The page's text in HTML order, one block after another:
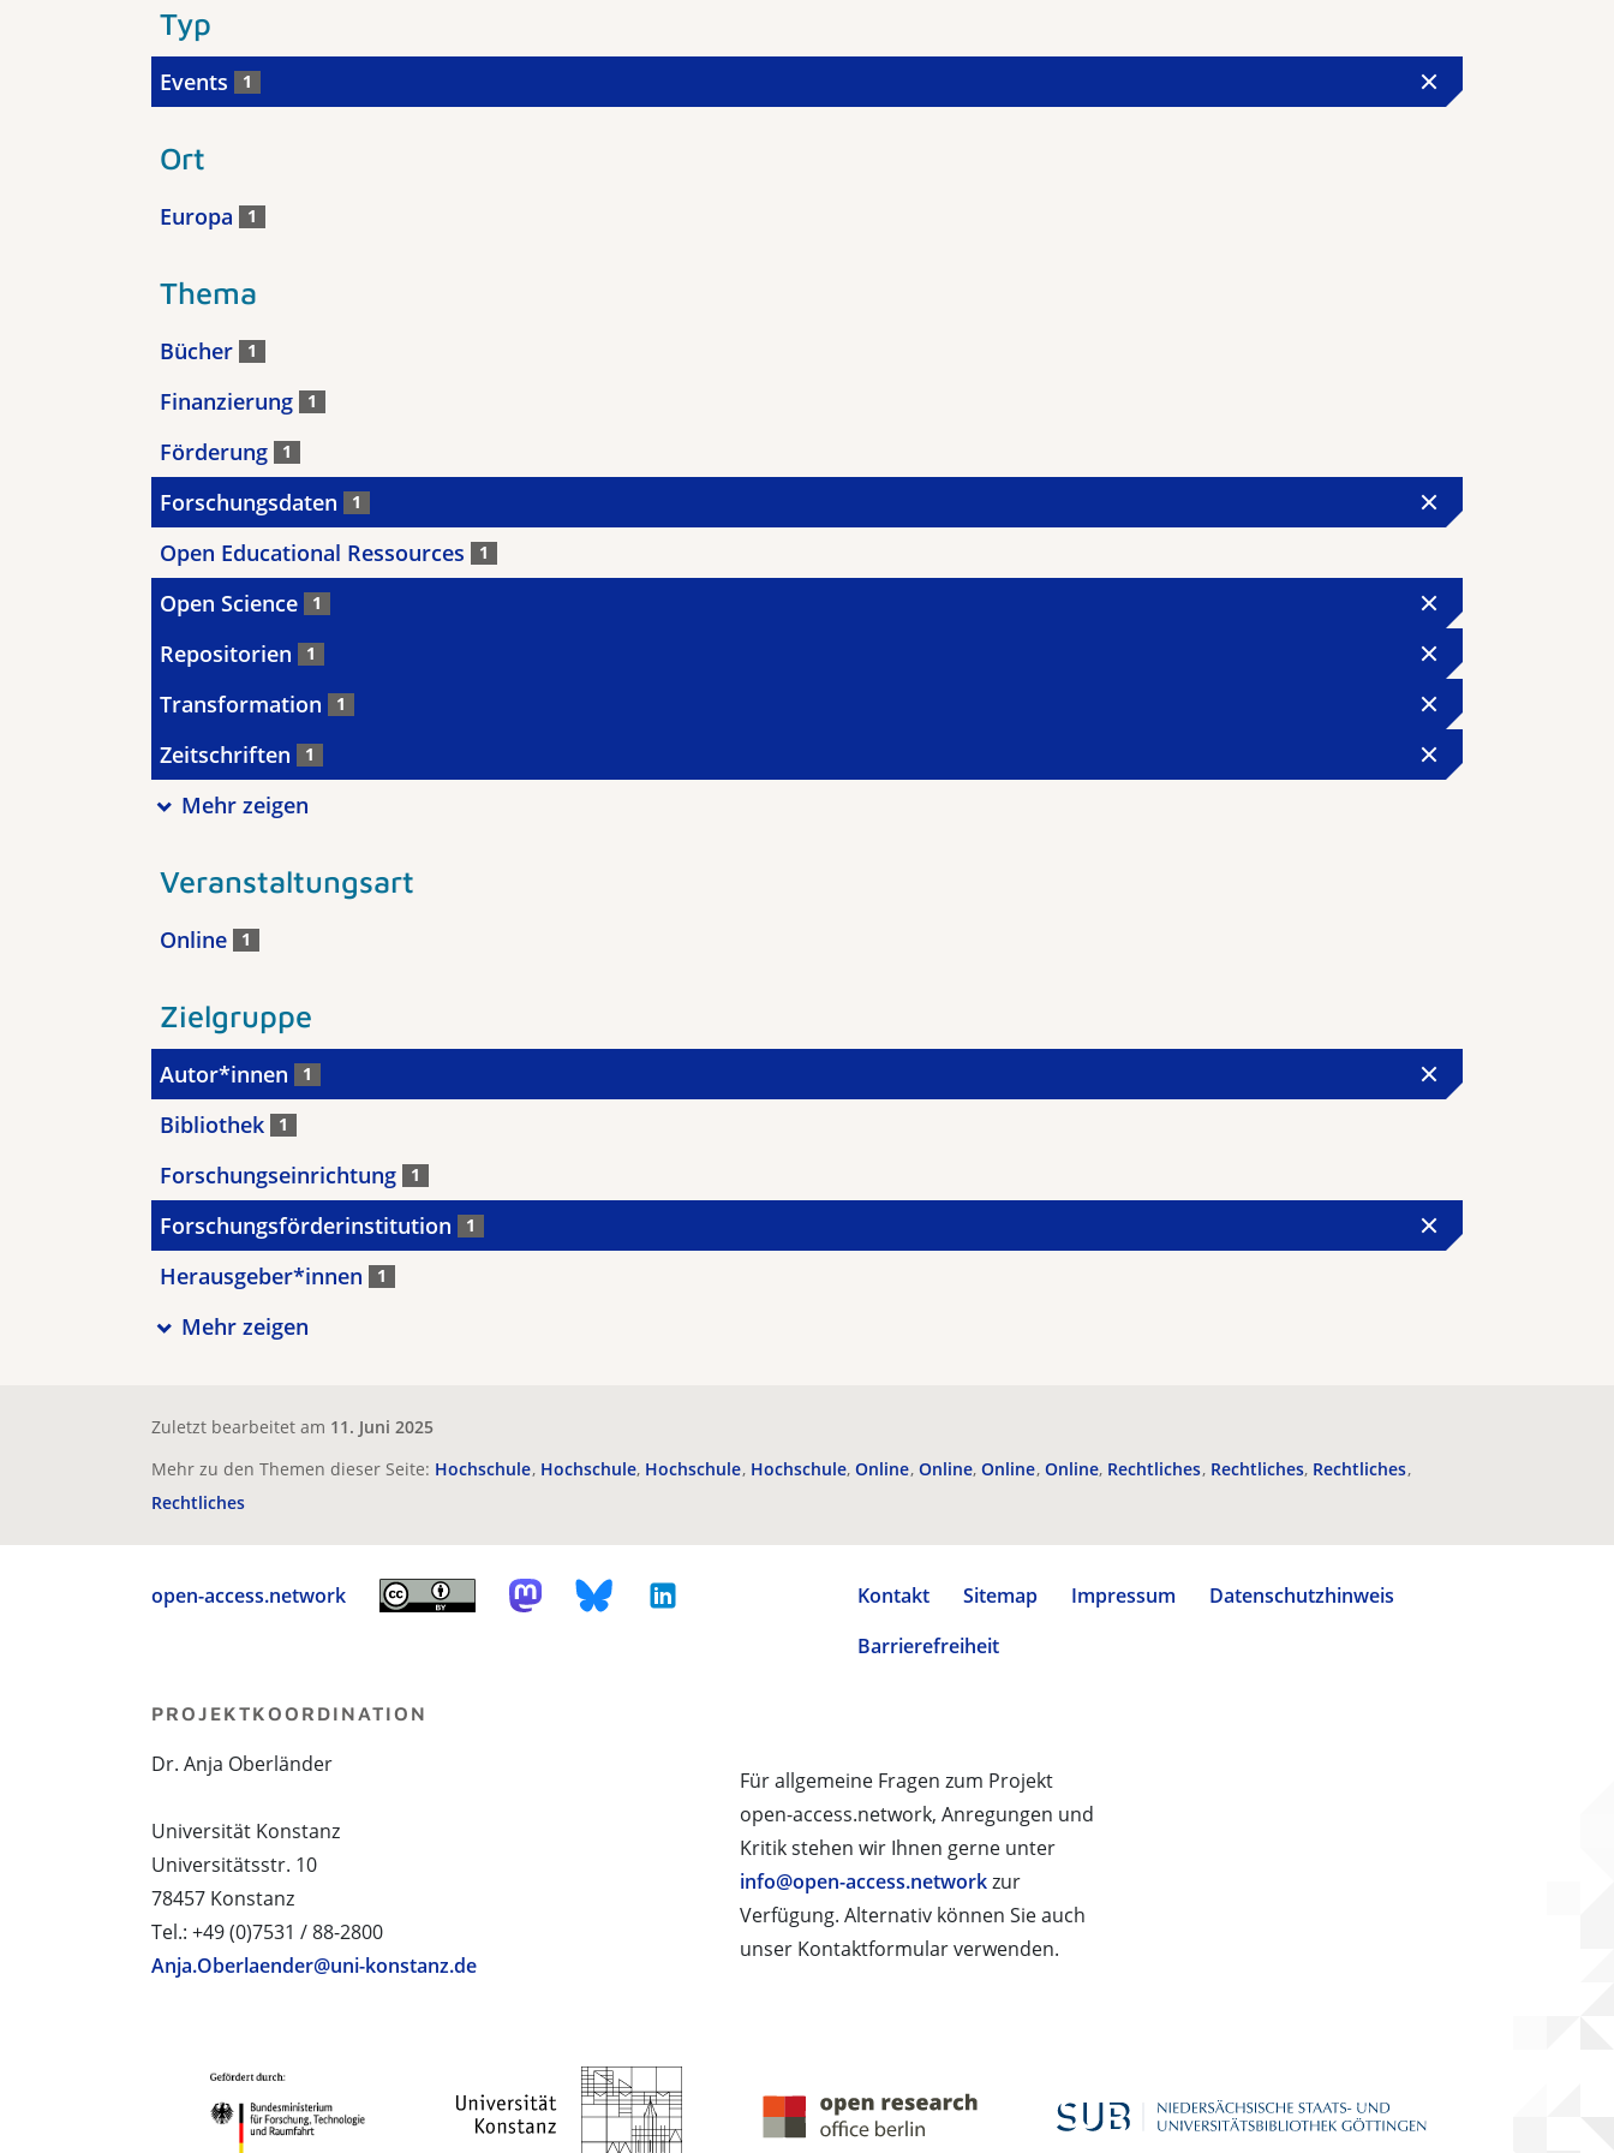
Typ
Events 1
Ort
Europa 1
Thema
Bücher 1
Finanzierung 1
Förderung 1
Forschungsdaten 1
Open Educational Ressources 1
Open Science 1
Repositorien 1
Transformation 1
Zeitschriften 1
Mehr zeigen
Veranstaltungsart
Online 1
Zielgruppe
Autor*innen 1
Bibliothek 1
Forschungseinrichtung 1
Forschungsförderinstitution 1
Herausgeber*innen 1
Mehr zeigen
Zuletzt bearbeitet am 11. Juni 2025
Mehr zu den Themen dieser Seite: Hochschule Hochschule Hochschule Hochschule Online Online Online Online Rechtliches Rechtliches Rechtliches
Rechtliches
open-access.network Kontakt Sitemap Impressum
Datenschutzhinweis
Barrierefreiheit
Für allgemeine Fragen zum Projekt
open-access.network, Anregungen und
Kritik stehen wir Ihnen gerne unter
info@open-access.networkzur
Verfügung. Alternativ können Sie auch
unser Kontaktformular verwenden.
PROJEKTKOORDINATION
Dr. Anja Oberländer
Universität Konstanz
Universitätsstr. 10
78457 Konstanz
Tel.: +49 (0)7531 / 88-2800
Anja.Oberlaender@uni-konstanz.de